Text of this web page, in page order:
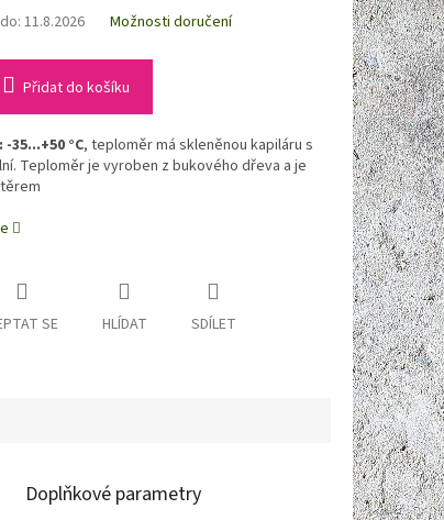
11.8.2026 Možnosti doručení
Přidat do košíku
°C, teploměr má skleněnou kapiláru s
Teploměr je vyroben z bukového dřeva a je
SE HLÍDAT SDÍLET
Doplňkové parametry